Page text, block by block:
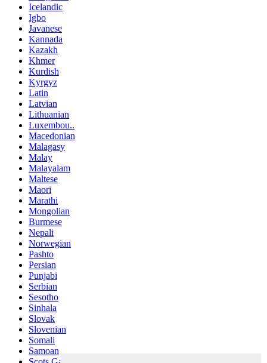
Icelandic
Igbo
Javanese
Kannada
Kazakh
Khmer
Kurdish
Kyrgyz
Latin
Latvian
Lithuanian
Luxembou..
Macedonian
Malagasy
Malay
Malayalam
Maltese
Maori
Marathi
Mongolian
Burmese
Nepali
Norwegian
Pashto
Persian
Punjabi
Serbian
Sesotho
Sinhala
Slovak
Slovenian
Somali
Samoan